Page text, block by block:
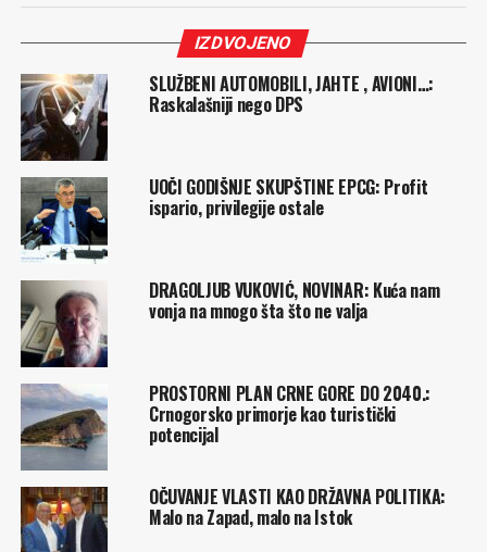
IZDVOJENO
SLUŽBENI AUTOMOBILI, JAHTE , AVIONI…:
Raskalašniji nego DPS
UOČI GODIŠNJE SKUPŠTINE EPCG: Profit
ispario, privilegije ostale
DRAGOLJUB VUKOVIĆ, NOVINAR: Kuća nam
vonja na mnogo šta što ne valja
PROSTORNI PLAN CRNE GORE DO 2040.:
Crnogorsko primorje kao turistički
potencijal
OČUVANJE VLASTI KAO DRŽAVNA POLITIKA:
Malo na Zapad, malo na Istok